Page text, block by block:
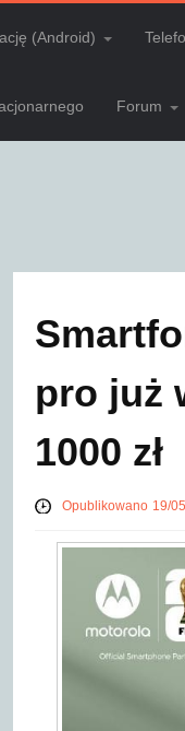
(Android)
Forum
pro już
1000 zł
Opublikowano 19/